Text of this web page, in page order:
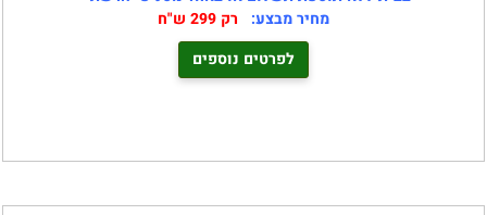
מחיר מבצע: רק 299 ש"ח
לפרטים נוספים